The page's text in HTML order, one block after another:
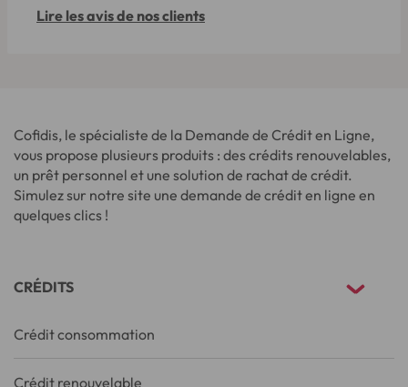
Lire les avis de nos clients
Cofidis, le spécialiste de la Demande de Crédit en Ligne,
vous propose plusieurs produits : des crédits renouvelables,
un prêt personnel et une solution de rachat de crédit.
Simulez sur notre site une demande de crédit en ligne en
quelques clics !
CRÉDITS
Crédit consommation
Crédit renouvelable